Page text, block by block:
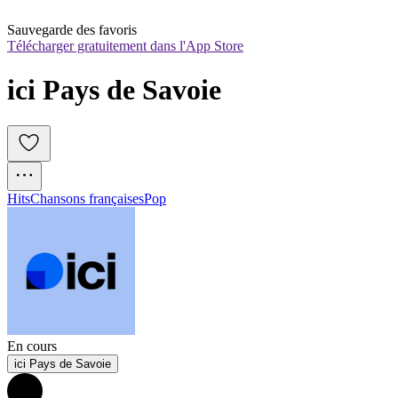
Sauvegarde des favoris
Télécharger gratuitement dans l'App Store
ici Pays de Savoie
HitsChansons françaisesPop
En cours
ici Pays de Savoie